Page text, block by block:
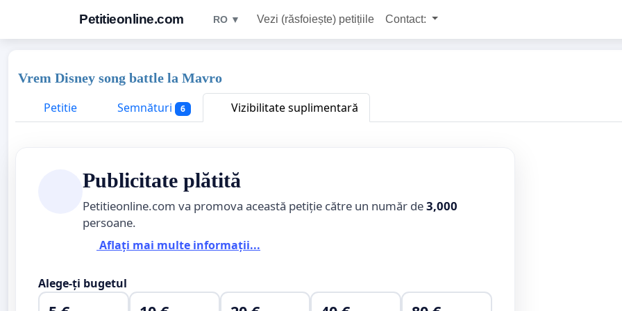
Petitieonline.com RO ▼ Vezi (răsfoiește) petițiile Contact:
Vrem Disney song battle la Mavro
Petitie
Semnături 6 Vizibilitate suplimentară
Publicitate plătită
Petitieonline.com va promova această petiție către un număr de3,000
persoane.
Aflați mai multe informații...
Alege-ți bugetul